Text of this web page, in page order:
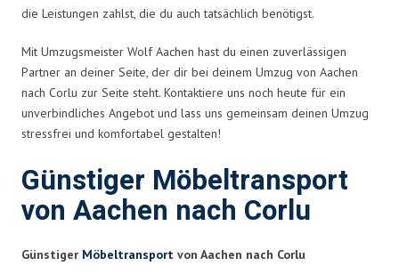
die Leistungen zahlst, die du auch tatsächlich benötigst.
Mit Umzugsmeister Wolf Aachen hast du einen zuverlässigen
Partner an deiner Seite, der dir bei deinem Umzug von Aachen
nach Corlu zur Seite steht. Kontaktiere uns noch heute für ein
unverbindliches Angebot und lass uns gemeinsam deinen Umzug
stressfrei und komfortabel gestalten!
Günstiger Möbeltransport
von Aachen nach Corlu
Günstiger Möbeltransport von Aachen nach Corlu